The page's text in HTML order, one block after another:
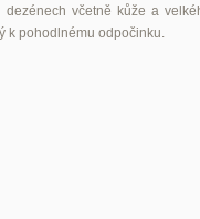
včetně kůže a
k pohodlnému odpočinku.